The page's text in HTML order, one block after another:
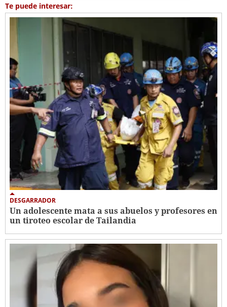
Te puede interesar:
DESGARRADOR
Un adolescente mata a sus abuelos y profesores en
un tiroteo escolar de Tailandia